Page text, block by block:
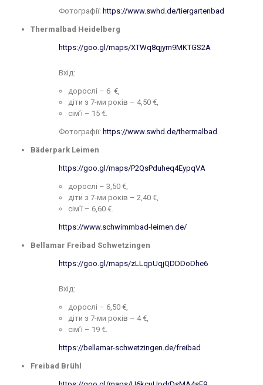
Фотографії: https://www.swhd.de/tiergartenbad
Thermalbad Heidelberg
https://goo.gl/maps/XTWq8qjym9MKTGS2A
Вхід:
дорослі – 6 €,
діти з 7-ми років – 4,50 €,
сім’ї – 15 €.
Фотографії: https://www.swhd.de/thermalbad
Bäderpark Leimen
https://goo.gl/maps/P2QsPduheq4EypqVA
дорослі – 3,50 €,
діти з 7-ми років – 2,40 €,
сім’ї – 6,60 €.
https://www.schwimmbad-leimen.de/
Bellamar Freibad Schwetzingen
https://goo.gl/maps/zLLqpUqjQDDDoDhe6
Вхід:
дорослі – 6,50 €,
діти з 7-ми років – 4 €,
сім’ї – 19 €.
https://bellamar-schwetzingen.de/freibad
Freibad Brühl